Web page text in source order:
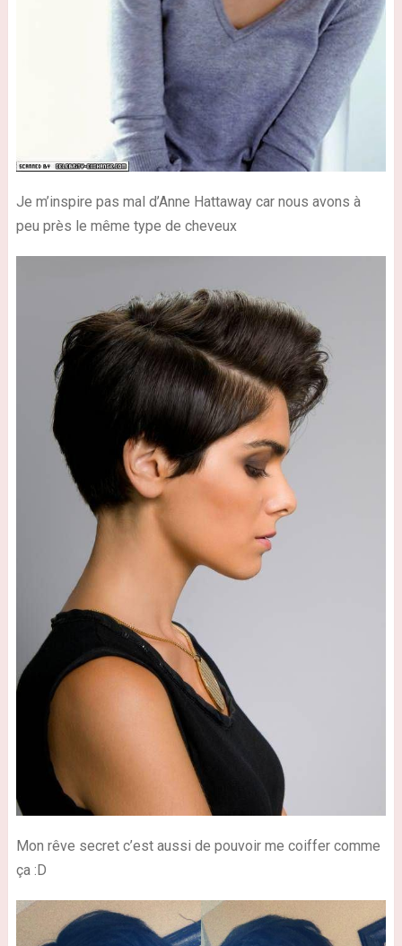
Je m’inspire pas mal d’Anne Hattaway car nous avons à
peu près le même type de cheveux
Mon rêve secret c’est aussi de pouvoir me coiffer comme
ça :D